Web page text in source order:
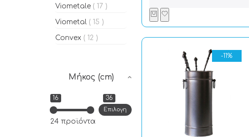
-11%
Viometale 17
Viometal 15
Convex 12
Μήκος (cm)
16 36
Επιλογη
24 προϊόντα